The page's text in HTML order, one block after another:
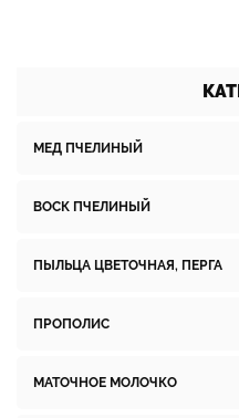
МЕД ПЧЕЛИНЫЙ
ВОСК ПЧЕЛИНЫЙ
ПЫЛЬЦА ЦВЕТОЧНАЯ, ПЕРГА
ПРОПОЛИС
МАТОЧНОЕ МОЛОЧКО